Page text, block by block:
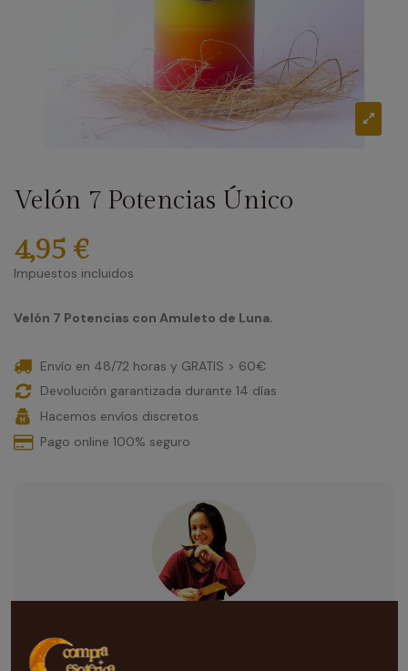
Velón 7 Potencias Único
4,95 €
Impuestos incluidos
Velón 7 Potencias con Amuleto de Luna.
Envío en 48/72 horas y GRATIS > 60€
Devolución garantizada durante 14 días
Hacemos envíos discretos
Pago online 100% seguro
Nuestra tarotista